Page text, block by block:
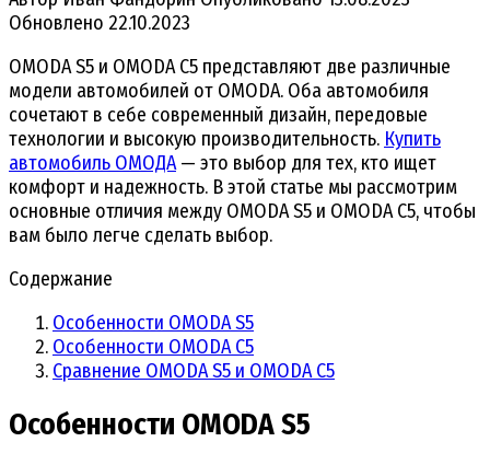
Обновлено 22.10.2023
OMODA S5 и OMODA C5 представляют две различные
модели автомобилей от OMODA. Оба автомобиля
сочетают в себе современный дизайн, передовые
технологии и высокую производительность. Купить
автомобиль ОМОДА— это выбор для тех, кто ищет
комфорт и надежность. В этой статье мы рассмотрим
основные отличия между OMODA S5 и OMODA C5, чтобы
вам было легче сделать выбор.
Содержание
Особенности OMODA S5
Особенности OMODA C5
Сравнение OMODA S5 и OMODA C5
Особенности OMODA S5